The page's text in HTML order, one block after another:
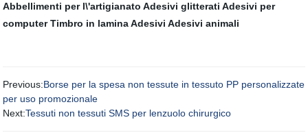
Abbellimenti per l\'artigianato Adesivi glitterati Adesivi per
computer Timbro in lamina Adesivi Adesivi animali
Previous:Borse per la spesa non tessute in tessuto PP personalizzate
per uso promozionale
Next:Tessuti non tessuti SMS per lenzuolo chirurgico